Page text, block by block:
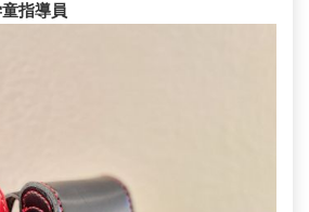
指導員